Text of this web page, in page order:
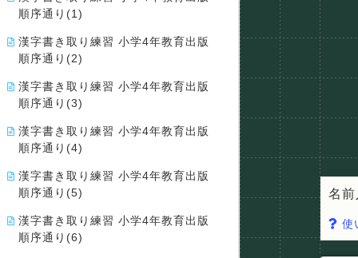
名
使
順序通り(1)
漢字書き取り練習 小学4年教育出版
順序通り(2)
漢字書き取り練習 小学4年教育出版
順序通り(3)
漢字書き取り練習 小学4年教育出版
順序通り(4)
漢字書き取り練習 小学4年教育出版
順序通り(5)
漢字書き取り練習 小学4年教育出版
順序通り(6)